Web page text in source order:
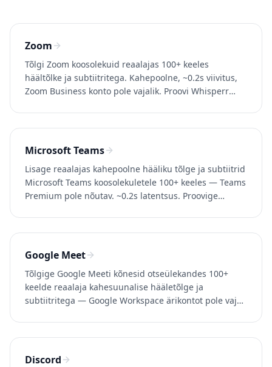
Zoom
Tõlgi Zoom koosolekuid reaalajas 100+ keeles
häältõlke ja subtiitritega. Kahepoolne, ~0.2s viivitus,
Zoom Business konto pole vajalik. Proovi Whisperr
Microsoft Teams
Lisage reaalajas kahepoolne hääliku tõlge ja subtiitrid
Microsoft Teams koosolekuletele 100+ keeles — Teams
Premium pole nõutav. ~0.2s latentsus. Proovige
Google Meet
Tõlgige Google Meeti kõnesid otseülekandes 100+
keelde reaalaja kahesuunalise hääletõlge ja
subtiitritega — Google Workspace ärikontot pole vaja.
Discord